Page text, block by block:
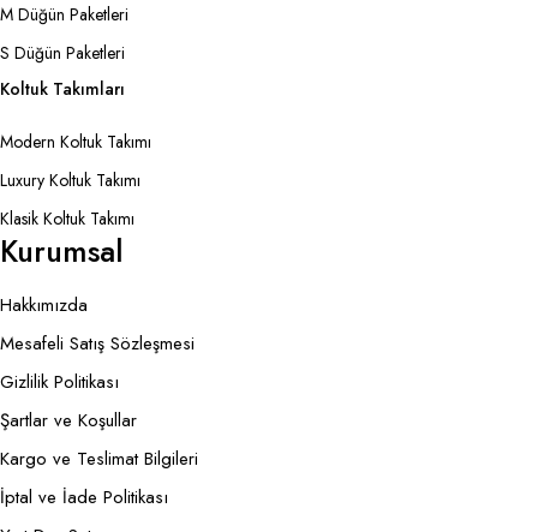
M Düğün Paketleri
S Düğün Paketleri
Koltuk Takımları
Modern Koltuk Takımı
Luxury Koltuk Takımı
Klasik Koltuk Takımı
Kurumsal
Hakkımızda
Mesafeli Satış Sözleşmesi
Gizlilik Politikası
Şartlar ve Koşullar
Kargo ve Teslimat Bilgileri
İptal ve İade Politikası